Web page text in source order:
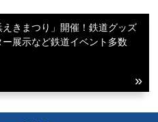
きまつり」開催！鉄道グッズ
展示など鉄道イベント多数